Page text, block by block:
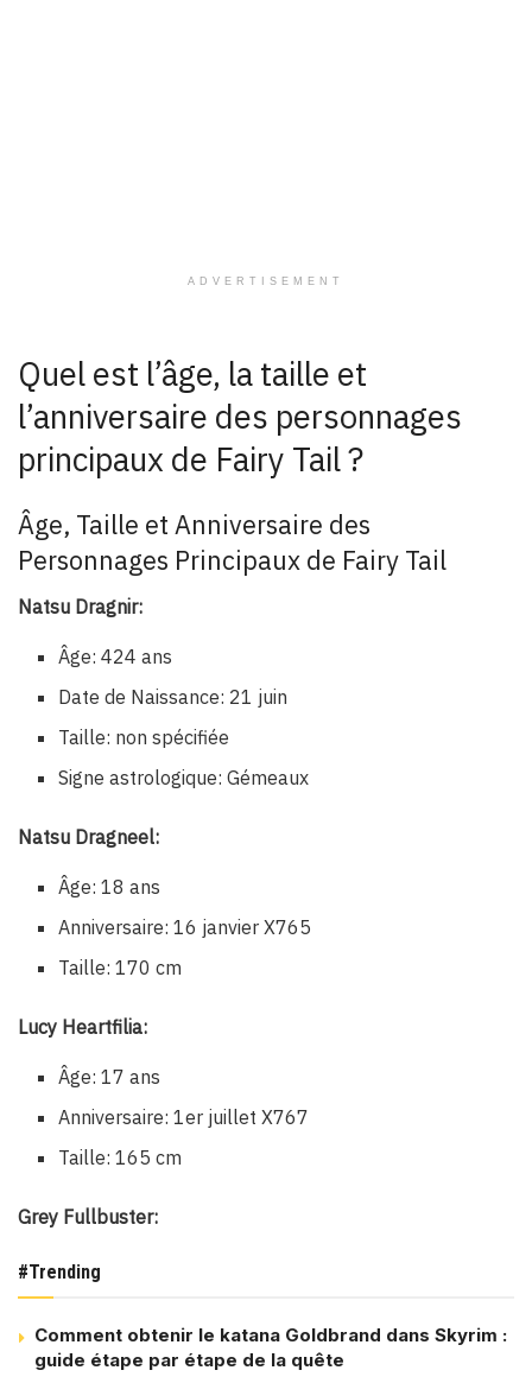
ADVERTISEMENT
Quel est l’âge, la taille et
l’anniversaire des personnages
principaux de Fairy Tail ?
Âge, Taille et Anniversaire des
Personnages Principaux de Fairy Tail
Natsu Dragnir:
Âge: 424 ans
Date de Naissance: 21 juin
Taille: non spécifiée
Signe astrologique: Gémeaux
Natsu Dragneel:
Âge: 18 ans
Anniversaire: 16 janvier X765
Taille: 170 cm
Lucy Heartfilia:
Âge: 17 ans
Anniversaire: 1er juillet X767
Taille: 165 cm
Grey Fullbuster:
#Trending
Comment obtenir le katana Goldbrand dans Skyrim :
guide étape par étape de la quête